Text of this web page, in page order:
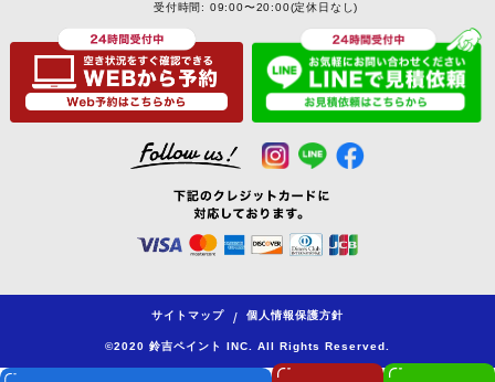
受付時間: 09:00〜20:00(定休日なし)
サイトマップ / 個人情報保護方針
©2020 鈴吉ペイント INC. All Rights Reserved.